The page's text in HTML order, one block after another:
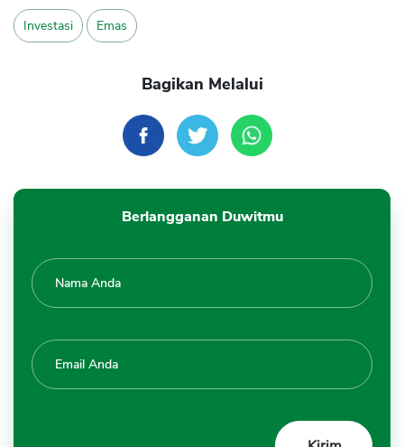
Investasi Emas
Bagikan Melalui
Berlangganan Duwitmu